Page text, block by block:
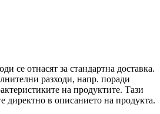
се отнасят за стандартна доставка.
разходи, напр. поради
на продуктите. Тази
директно в описанието на продукта.